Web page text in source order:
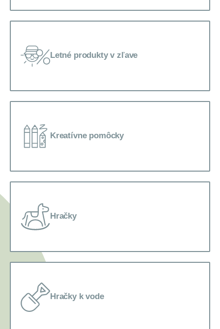
Letné produkty v zľave
Kreatívne pomôcky
Hračky
Hračky k vode